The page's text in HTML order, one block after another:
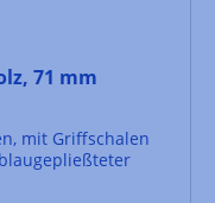
71 mm
mit Griffschalen